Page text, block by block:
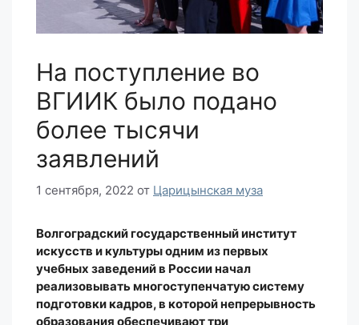
На поступление во
ВГИИК было подано
более тысячи
заявлений
1 сентября, 2022 от Царицынская муза
Волгоградский государственный институт
искусств и культуры одним из первых
учебных заведений в России начал
реализовывать многоступенчатую систему
подготовки кадров, в которой непрерывность
образования обеспечивают три